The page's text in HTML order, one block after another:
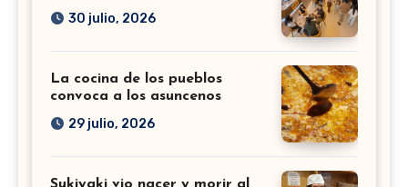
30 julio, 2026
La cocina de los pueblos
convoca a los asuncenos
29 julio, 2026